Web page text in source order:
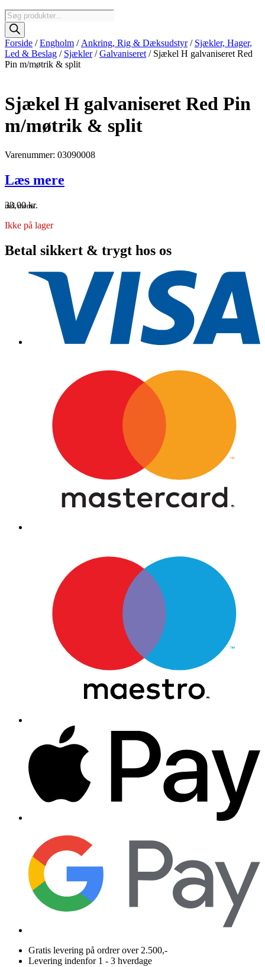
Products
search
Forside /Engholm / Ankring, Rig & Dæksudstyr/ Sjækler, Hager,
Led & Beslag / Sjækler/Galvaniseret / Sjækel H galvaniseret Red
Pin m/møtrik & split
Sjækel H galvaniseret Red Pin
m/møtrik & split
Varenummer: 03090008
Læs mere
33,00kr.
inkl. moms
Ikke på lager
Betal sikkert & trygt hos os
Gratis levering på ordrer over 2.500,-
Levering indenfor 1 - 3 hverdage